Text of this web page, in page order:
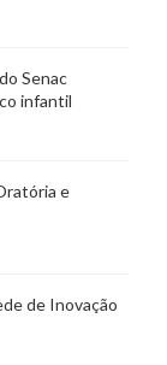
Senac
infantil
e
de Inovação